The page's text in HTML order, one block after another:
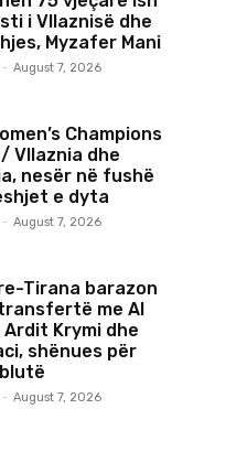
i Vllaznisë dhe
Myzafer Mani
- August 7, 2026
Champions
Vllaznia dhe
nesër në fushë
e dyta
- August 7, 2026
Tirana barazon
me Al
Krymi dhe
shënues për
- August 7, 2026